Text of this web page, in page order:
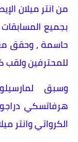
حاسمة ، وحقق
للمحترفين ولقب
وسبق
هرفاتسكي
الكرواتي وانتر